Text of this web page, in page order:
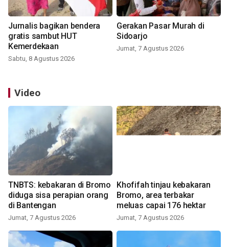
Jurnalis bagikan bendera
gratis sambut HUT
Kemerdekaan
Sabtu, 8 Agustus 2026
Gerakan Pasar Murah di
Sidoarjo
Jumat, 7 Agustus 2026
Video
TNBTS: kebakaran di Bromo
diduga sisa perapian orang
di Bantengan
Jumat, 7 Agustus 2026
Khofifah tinjau kebakaran
Bromo, area terbakar
meluas capai 176 hektar
Jumat, 7 Agustus 2026